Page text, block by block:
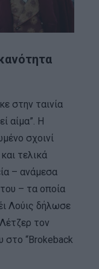
στην ταινία
αίμα”. Η
σχοινί
τελικά
– ανάμεσα
– τα οποία
Λούις δήλωσε
τον
στο “Brokeback